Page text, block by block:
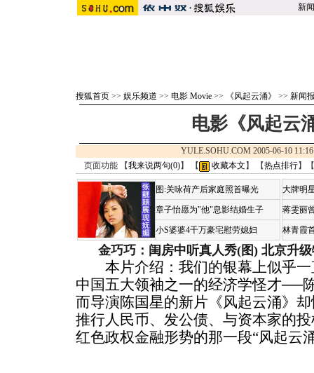
新闻
搜狐首页 >> 娱乐频道 >> 电影 Movie >> 《风起云涌》 >> 新闻
电影《风起云
YULE.SOHU.COM 2005-06-10
页面功能 【我来说两句(0)】 【 收藏本文 】 【热点排行】【
图:关咏荷产后家庭照首曝光
章子怡愿为"他"息影结婚生子
小S婆婆4千万豪宅慰劳媳妇
大牌明
蒋雯丽
林青霞
金巧巧：闺房中听真人秀(图) 北京升
本片介绍：我们的银幕上似乎一
中国五大领袖之一的经济学怪才──
而导演陈国星的新片《风起云涌》
推行人民币、发公债、与资本家的
红色政权金融形势的那一段“风起云